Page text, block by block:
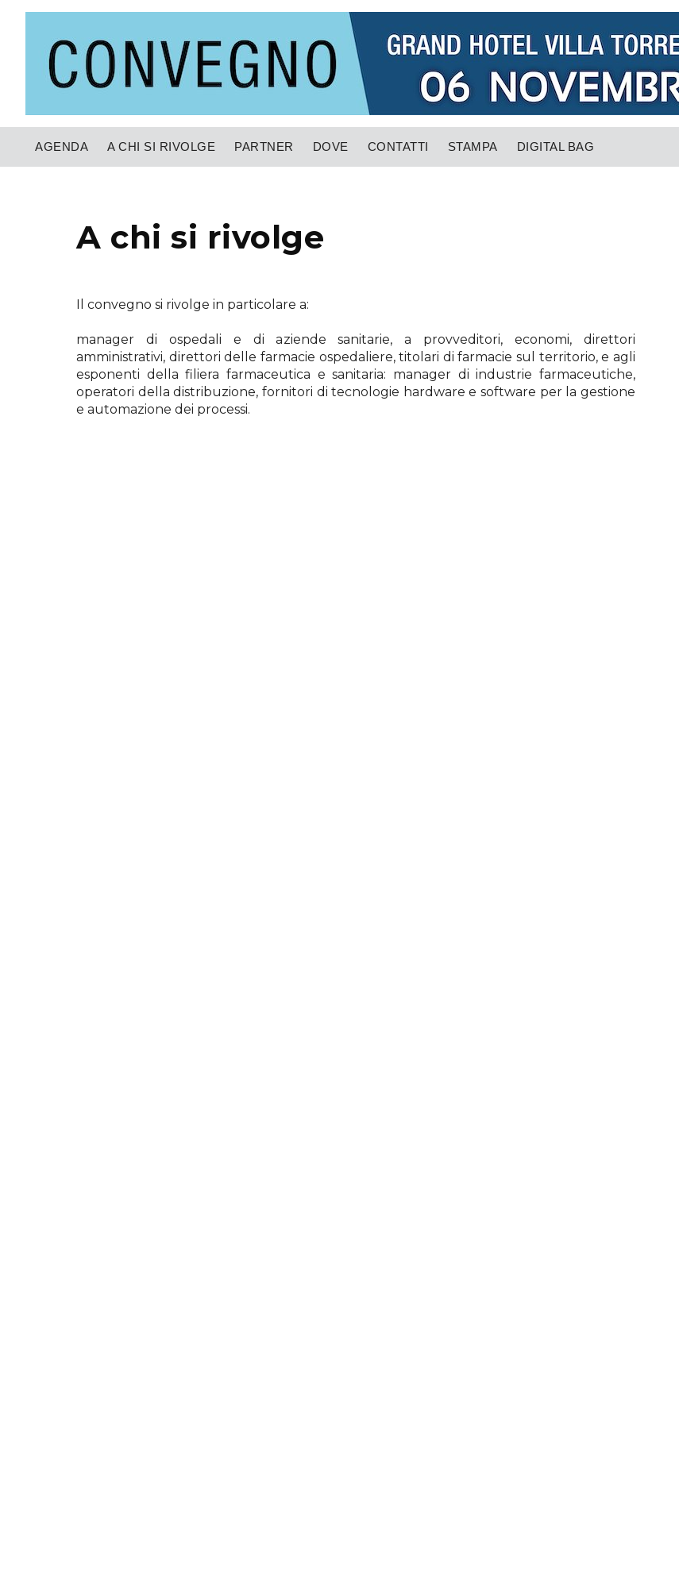
AGENDA A CHI SI RIVOLGE PARTNER DOVE CONTATTI STAMPA DIGITAL BAG
a chi si rivolge
Il convegno si rivolge in particolare a:
manager di ospedali e di aziende sanitarie, a provveditori, economi, direttori
amministrativi, direttori delle farmacie ospedaliere, titolari di farmacie sul territorio, e agli
esponenti della filiera farmaceutica e sanitaria: manager di industrie farmaceutiche,
operatori della distribuzione, fornitori di tecnologie hardware e software per la gestione
e automazione dei processi.